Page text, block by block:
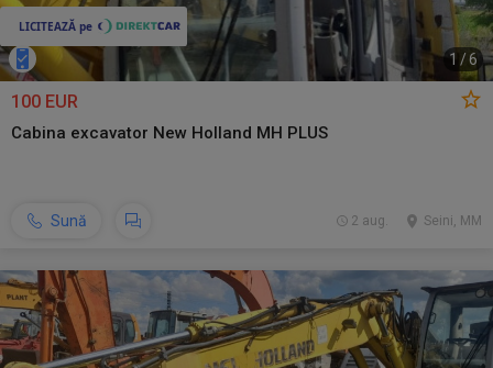
1 /6
100 EUR
Cabina excavator New Holland MH PLUS
Sună Seini, MM
2 aug.